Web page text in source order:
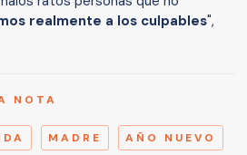
realmente a los culpables",
NOTA
MADRE AÑO NUEVO